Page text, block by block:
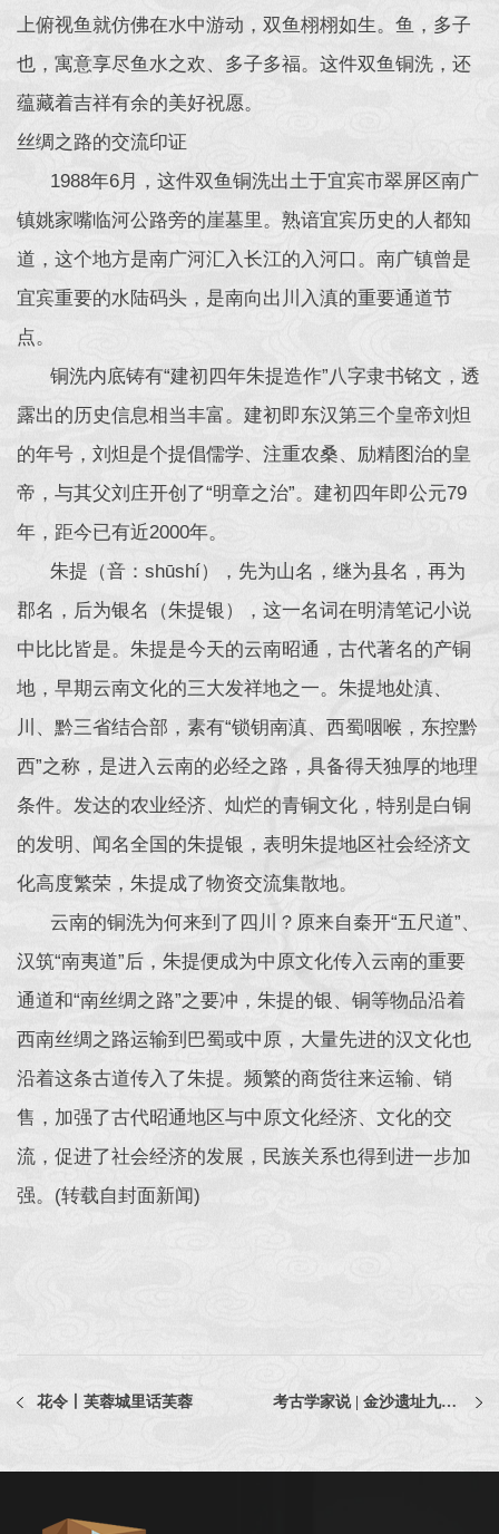
上俯视鱼就仿佛在水中游动，双鱼栩栩如生。鱼，多子
也，寓意享尽鱼水之欢、多子多福。这件双鱼铜洗，还
蕴藏着吉祥有余的美好祝愿。
丝绸之路的交流印证
1988年6月，这件双鱼铜洗出土于宜宾市翠屏区南广
镇姚家嘴临河公路旁的崖墓里。熟谙宜宾历史的人都知
道，这个地方是南广河汇入长江的入河口。南广镇曾是
宜宾重要的水陆码头，是南向出川入滇的重要通道节
点。
铜洗内底铸有“建初四年朱提造作”八字隶书铭文，透
露出的历史信息相当丰富。建初即东汉第三个皇帝刘炟
的年号，刘炟是个提倡儒学、注重农桑、励精图治的皇
帝，与其父刘庄开创了“明章之治”。建初四年即公元79
年，距今已有近2000年。
朱提（音：shūshí），先为山名，继为县名，再为
郡名，后为银名（朱提银），这一名词在明清笔记小说
中比比皆是。朱提是今天的云南昭通，古代著名的产铜
地，早期云南文化的三大发祥地之一。朱提地处滇、
川、黔三省结合部，素有“锁钥南滇、西蜀咽喉，东控黔
西”之称，是进入云南的必经之路，具备得天独厚的地理
条件。发达的农业经济、灿烂的青铜文化，特别是白铜
的发明、闻名全国的朱提银，表明朱提地区社会经济文
化高度繁荣，朱提成了物资交流集散地。
云南的铜洗为何来到了四川？原来自秦开“五尺道”、
汉筑“南夷道”后，朱提便成为中原文化传入云南的重要
通道和“南丝绸之路”之要冲，朱提的银、铜等物品沿着
西南丝绸之路运输到巴蜀或中原，大量先进的汉文化也
沿着这条古道传入了朱提。频繁的商货往来运输、销
售，加强了古代昭通地区与中原文化经济、文化的交
流，促进了社会经济的发展，民族关系也得到进一步加
强。(转载自封面新闻)
花令丨芙蓉城里话芙蓉 考古学家说 | 金沙遗址九成没发掘，因为……